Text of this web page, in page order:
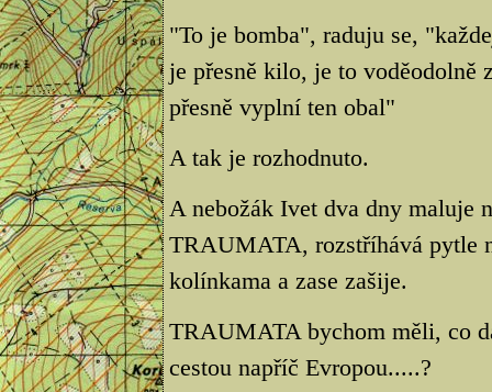
"To je bomba", raduju se,
je přesně kilo, je to voděodolně
přesně vyplní ten obal"
A tak je rozhodnuto.
A nebožák Ivet dva dny maluje
TRAUMATA, rozstříhává pytle
kolínkama a zase zašije.
TRAUMATA bychom měli, co
cestou napříč Evropou.....?